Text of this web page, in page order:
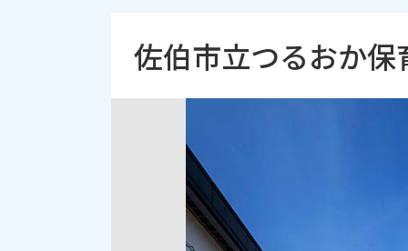
佐伯市立つるおか保